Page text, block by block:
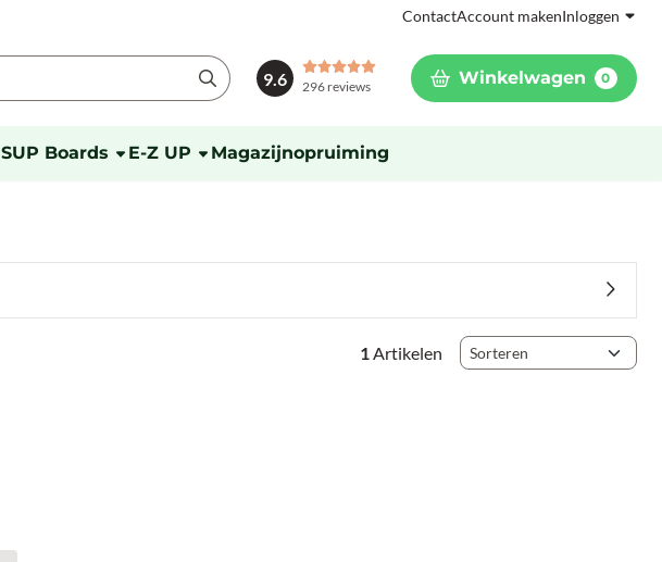
ContactAccount makenInloggen
9.6 296 reviews Winkelwagen 0
SUP Boards E-Z UP Magazijnopruiming
1 Artikelen Sorteermethode